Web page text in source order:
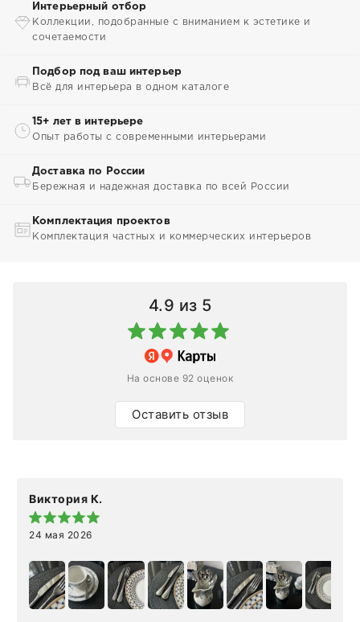
Интерьерный отбор
Коллекции, подобранные с вниманием к эстетике и
сочетаемости
Подбор под ваш интерьер
Всё для интерьера в одном каталоге
15+ лет в интерьере
Опыт работы с современными интерьерами
Доставка по России
Бережная и надежная доставка по всей России
Комплектация проектов
Комплектация частных и коммерческих интерьеров
4.9 из 5
На основе 92 оценок
Оставить отзыв
Виктория К.
24 мая 2026